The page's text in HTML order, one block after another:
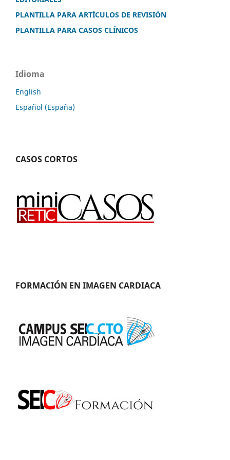
PLANTILLA PARA ARTÍCULOS DE REVISIÓN
PLANTILLA PARA CASOS CLÍNICOS
Idioma
English
Español (España)
CASOS CORTOS
FORMACIÓN EN IMAGEN CARDIACA